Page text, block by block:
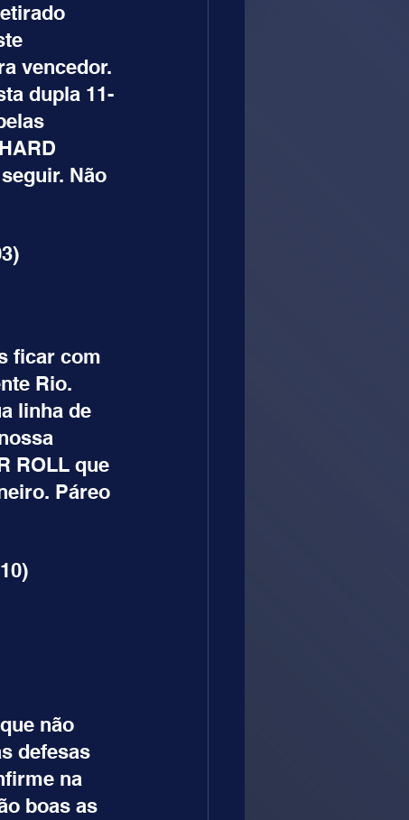
vencedor.
dupla 11-
Não
ficar com
Rio.
linha de
ROLL que
Páreo
não
defesas
na
boas as